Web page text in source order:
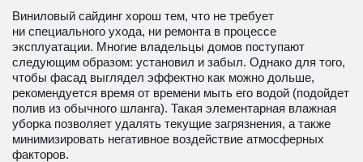
Виниловый сайдинг хорош тем, что не требует
ни специального ухода, ни ремонта в процессе
эксплуатации. Многие владельцы домов поступают
следующим образом: установил и забыл. Однако для того,
чтобы фасад выглядел эффектно как можно дольше,
рекомендуется время от времени мыть его водой (подойдет
полив из обычного шланга). Такая элементарная влажная
уборка позволяет удалять текущие загрязнения, а также
минимизировать негативное воздействие атмосферных
факторов.